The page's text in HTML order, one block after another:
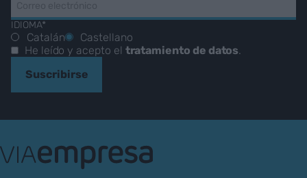
IDIOMA*
Catalán
Castellano
He leído y acepto el tratamiento de datos.
Suscribirse